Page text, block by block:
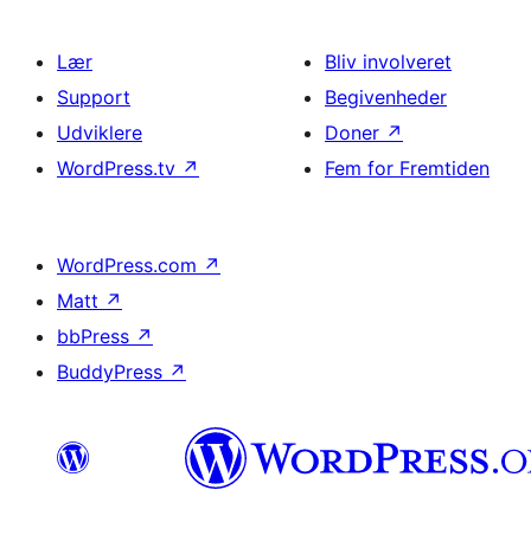
Lær
Support
Udviklere
WordPress.tv ↗
Bliv involveret
Begivenheder
Doner ↗
Fem for Fremtiden
WordPress.com ↗
Matt ↗
bbPress ↗
BuddyPress ↗